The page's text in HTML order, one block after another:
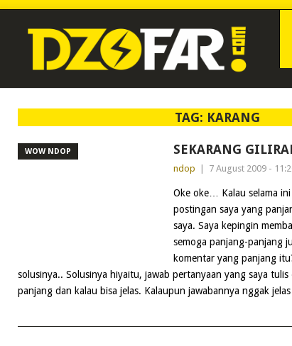
TAG: KARANG
WOW NDOP SEKARANG
ndop 7 August 2009 -
Oke oke… Kalau selama ini
postingan saya yang
saya. Saya kepingin
semoga panjang-panjang
komentar yang panjang
solusinya.. Solusinya hiyaitu, jawab pertanyaan yang saya
panjang dan kalau bisa jelas. Kalaupun jawabannya nggak